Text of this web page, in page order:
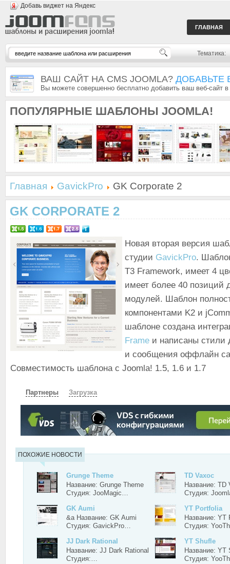
Добавь виджет на Яндекс
ГЛАВНАЯ
Тематика:
ВАШ САЙТ НА CMS JOOMLA? ДОБАВЬТЕ
Вы можете совершенно бесплатно добавить ваш веб-сайт
ПОПУЛЯРНЫЕ ШАБЛОНЫ JOOMLA!
Главная GavickPro GK Corporate 2
GK CORPORATE 2
Новая вторая версия
студии GavickPro.
T3 Framework, имеет 4
имеет более 40 позиций
модулей. Шаблон
компонентами K2 и
шаблоне создана
Frame и написаны стили
и сообщения оффлайн
Совместимость шаблона с Joomla! 1.5, 1.6 и 1.7
Партнеры Загрузка
СКАЧАТЬ ЗЕРКАЛО ЗЕРКАЛО №2
ПОХОЖИЕ НОВОСТИ
Grunge Theme
Название: Grunge Theme
Студия: JooMagic…
TD Vaxoc
Название: TD
Студия:
GK Aumi
&a Название: GK Aumi
Студия: GavickPro…
YT Portfolia
Название: YT
Студия:
JJ Dark Rational
Название: JJ Dark Rational
Студия:…
YT Shufle
Название: YT
Студия: